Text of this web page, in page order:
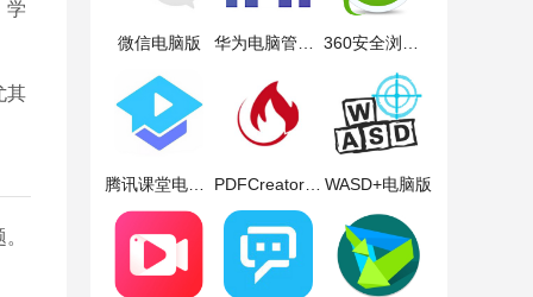
学
其
微信电脑版
PDFCreator电脑版 WASD+电脑版